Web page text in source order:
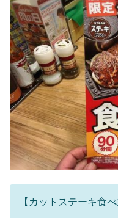
【カットステーキ食